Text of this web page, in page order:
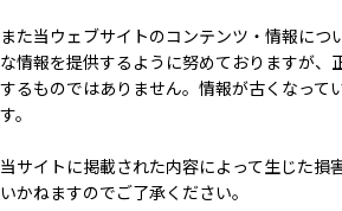
また当ウェブサイトのコンテンツ・情報につ
な情報を提供するように努めておりますが、
するものではありません。情報が古くなって
す。
当サイトに掲載された内容によって生じた損
いかねますのでご了承ください。